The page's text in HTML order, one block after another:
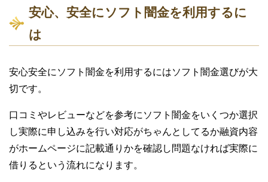
安心、安全にソフト闇金を利用するに
は
安心安全にソフト闇金を利用するにはソフト闇金選びが大
切です。
口コミやレビューなどを参考にソフト闇金をいくつか選択
し実際に申し込みを行い対応がちゃんとしてるか融資内容
がホームページに記載通りかを確認し問題なければ実際に
借りるという流れになります。